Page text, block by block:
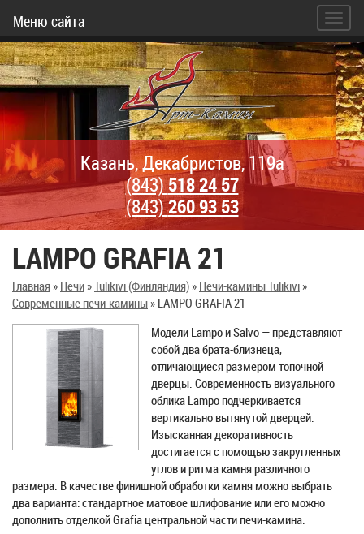
Меню сайта
Казань, Декабристов, 119а
(843)518 24 57
(843)260 93 53
LAMPO GRAFIA 21
Главная» Печи»Tulikivi (Финляндия)» Печи-камины Tulikivi»
Современные печи-камины» LAMPO GRAFIA 21
Модели Lampo и Salvo — представляют
собой два брата-близнеца,
отличающиеся размером топочной
дверцы. Современность визуального
облика Lampo подчеркивается
вертикально вытянутой дверцей.
Изысканная декоративность
достигается с помощью закругленных
углов и ритма камня различного
размера. В качестве финишной обработки камня можно выбрать
два варианта: стандартное матовое шлифование или его можно
дополнить отделкой Grafia центральной части печи-камина.